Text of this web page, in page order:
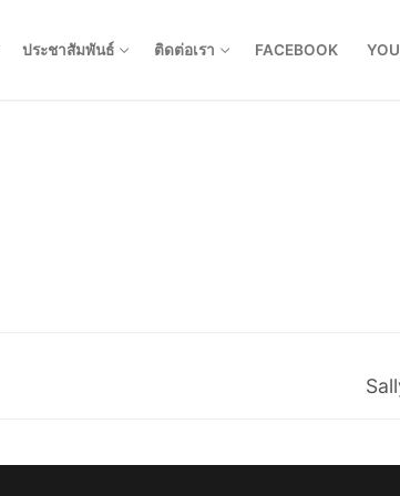
ประชาสัมพันธ์ ติดต่อเรา FACEBOOK